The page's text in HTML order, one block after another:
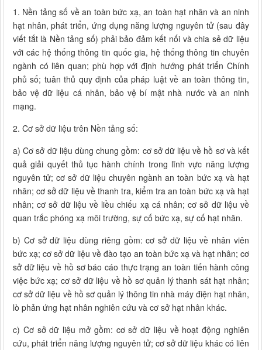
1. Nền tảng số về an toàn bức xạ, an toàn hạt nhân và an ninh
hạt nhân, phát triển, ứng dụng năng lượng nguyên tử (sau đây
viết tắt là Nền tảng số) phải bảo đảm kết nối và chia sẻ dữ liệu
với các hệ thống thông tin quốc gia, hệ thống thông tin chuyên
ngành có liên quan; phù hợp với định hướng phát triển Chính
phủ số; tuân thủ quy định của pháp luật về an toàn thông tin,
bảo vệ dữ liệu cá nhân, bảo vệ bí mật nhà nước và an ninh
mạng.
2. Cơ sở dữ liệu trên Nền tảng số:
a) Cơ sở dữ liệu dùng chung gồm: cơ sở dữ liệu về hồ sơ và kết
quả giải quyết thủ tục hành chính trong lĩnh vực năng lượng
nguyên tử; cơ sở dữ liệu chuyên ngành an toàn bức xạ và hạt
nhân; cơ sở dữ liệu về thanh tra, kiểm tra an toàn bức xạ và hạt
nhân; cơ sở dữ liệu về liều chiếu xạ cá nhân; cơ sở dữ liệu về
quan trắc phóng xạ môi trường, sự cố bức xạ, sự cố hạt nhân.
b) Cơ sở dữ liệu dùng riêng gồm: cơ sở dữ liệu về nhân viên
bức xạ; cơ sở dữ liệu về đào tạo an toàn bức xạ và hạt nhân; cơ
sở dữ liệu về hồ sơ báo cáo thực trạng an toàn tiến hành công
việc bức xạ; cơ sở dữ liệu về hồ sơ quản lý thanh sát hạt nhân;
cơ sở dữ liệu về hồ sơ quản lý thông tin nhà máy điện hạt nhân,
lò phản ứng hạt nhân nghiên cứu và cơ sở hạt nhân khác.
c) Cơ sở dữ liệu mở gồm: cơ sở dữ liệu về hoạt động nghiên
cứu, phát triển năng lượng nguyên tử; cơ sở dữ liệu khác có liên